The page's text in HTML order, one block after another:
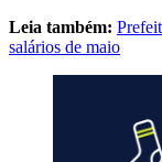
Leia também:
salários de maio